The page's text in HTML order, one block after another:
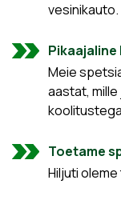
vesinikauto.
Meie
aastat,
Toetame
Hiljuti